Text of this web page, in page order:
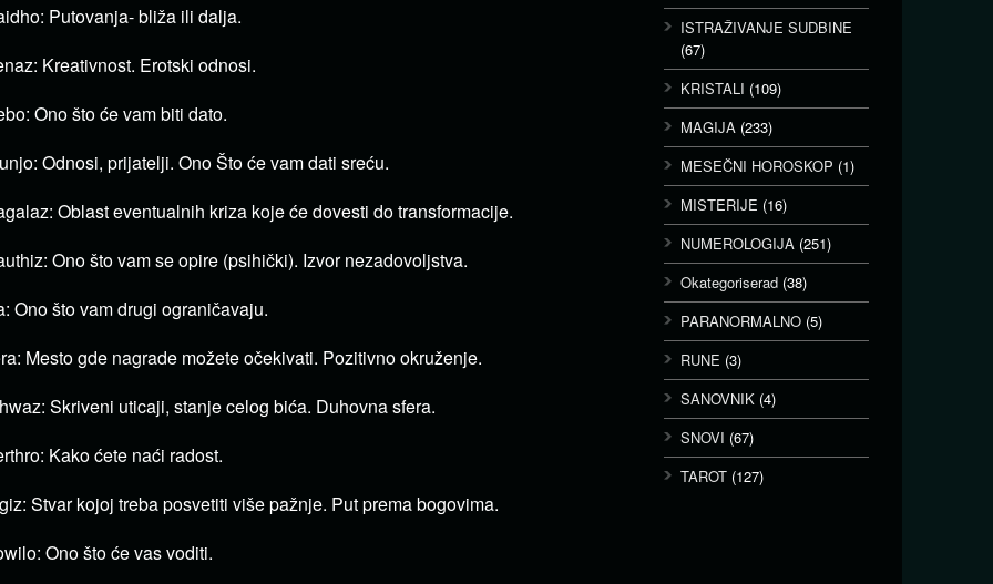
Putovanja- bliža ili dalja.
Kreativnost. Erotski odnosi.
Ono što će vam biti dato.
Odnosi, prijatelji. Ono Što će vam dati sreću.
Oblast eventualnih kriza koje će dovesti do transformacije.
Ono što vam se opire (psihički). Izvor nezadovoljstva.
Ono što vam drugi ograničavaju.
Mesto gde nagrade možete očekivati. Pozitivno okruženje.
Skriveni uticaji, stanje celog bića. Duhovna sfera.
Kako ćete naći radost.
Stvar kojoj treba posvetiti više pažnje. Put prema bogovima.
Ono što će vas voditi.
ISTRAŽIVANJE SUDBINE
(67)
KRISTALI (109)
MAGIJA (233)
MESEČNI HOROSKOP (1)
MISTERIJE (16)
NUMEROLOGIJA (251)
Okategoriserad (38)
PARANORMALNO (5)
RUNE (3)
SANOVNIK (4)
SNOVI (67)
TAROT (127)